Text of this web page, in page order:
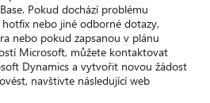
Pokud dochází problému
nebo jiné odborné dotazy,
nebo pokud zapsanou v plánu
Microsoft, můžete kontaktovat
Dynamics a vytvořit novou žádost
navštivte následující web